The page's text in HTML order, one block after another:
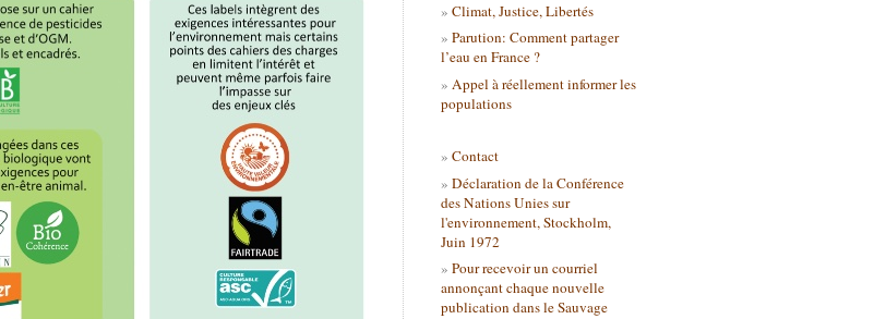
Climat, Justice, Libertés
Parution: Comment partager
l’eau en France ?
Appel à réellement informer les
populations
Contact
Déclaration de la Conférence
des Nations Unies sur
l'environnement, Stockholm,
Juin 1972
Pour recevoir un courriel
annonçant chaque nouvelle
publication dans le Sauvage